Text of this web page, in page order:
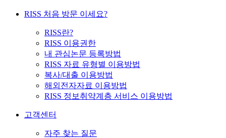
RISS 처음 방문 이세요?
RISS란?
RISS 이용권한
내 관심논문 등록방법
RISS 자료 유형별 이용방법
복사/대출 이용방법
해외전자자료 이용방법
RISS 정보취약계층 서비스 이용방법
고객센터
자주 찾는 질문